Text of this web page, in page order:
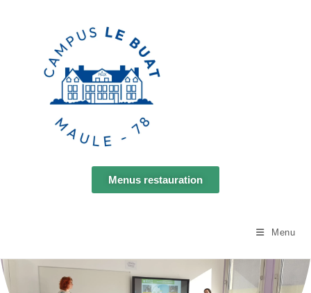
Menus restauration
Menu